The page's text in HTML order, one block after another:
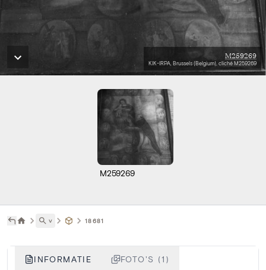
M259269
KIK-IRPA, Brussels (Belgium), cliché M259269
M259269
˅ 18681
INFORMATIE FOTO'S (1)